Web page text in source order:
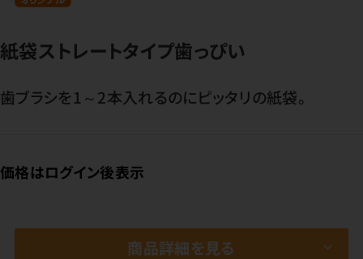
紙袋ストレートタイプ歯っぴい
歯ブラシを1～2本入れるのにピッタリの紙袋。
価格はログイン後表示
商品詳細を見る